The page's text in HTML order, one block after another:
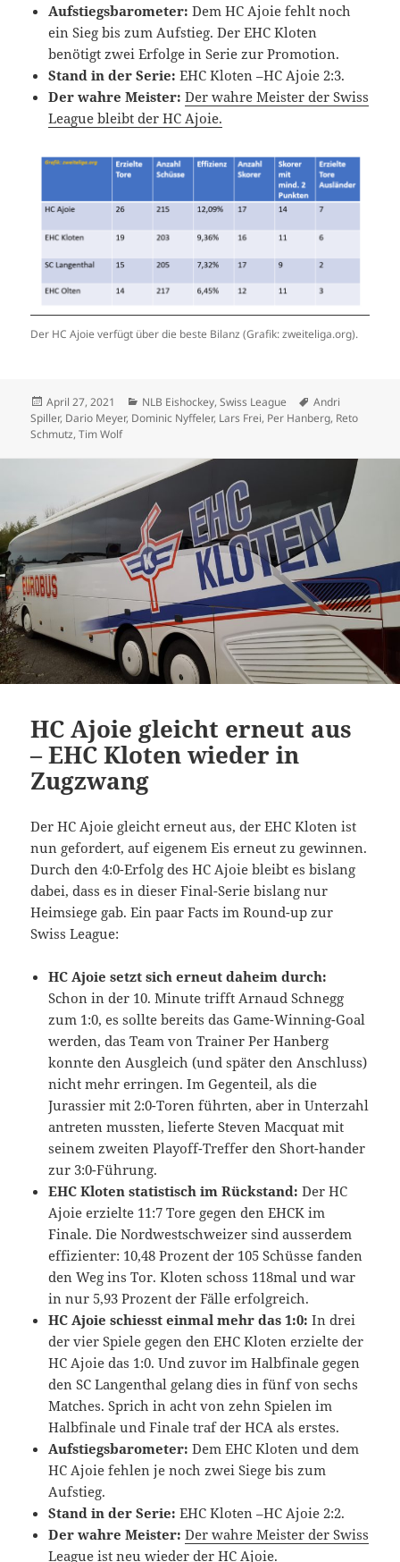
Aufstiegsbarometer: Dem HC Ajoie fehlt noch
ein Sieg bis zum Aufstieg. Der EHC Kloten
benötigt zwei Erfolge in Serie zur Promotion.
Stand in der Serie: EHC Kloten –HC Ajoie 2:3.
Der wahre Meister: Der wahre Meister der Swiss
League bleibt der HC Ajoie.
Der HC Ajoie verfügt über die beste Bilanz (Grafik: zweiteliga.org).
Veröffentlicht
am
April 27, 2021 Kategorien
NLB Eishockey,Swiss League Schlagwörter
Andri
Spiller, Dario Meyer, Dominic Nyffeler, Lars Frei, Per Hanberg, Reto
Schmutz,Tim Wolf
HC Ajoie gleicht erneut aus
– EHC Kloten wieder in
Zugzwang
Der HC Ajoie gleicht erneut aus, der EHC Kloten ist
nun gefordert, auf eigenem Eis erneut zu gewinnen.
Durch den 4:0-Erfolg des HC Ajoie bleibt es bislang
dabei, dass es in dieser Final-Serie bislang nur
Heimsiege gab. Ein paar Facts im Round-up zur
Swiss League:
HC Ajoie setzt sich erneut daheim durch:
Schon in der 10. Minute trifft Arnaud Schnegg
zum 1:0, es sollte bereits das Game-Winning-Goal
werden, das Team von Trainer Per Hanberg
konnte den Ausgleich (und später den Anschluss)
nicht mehr erringen. Im Gegenteil, als die
Jurassier mit 2:0-Toren führten, aber in Unterzahl
antreten mussten, lieferte Steven Macquat mit
seinem zweiten Playoff-Treffer den Short-hander
zur 3:0-Führung.
EHC Kloten statistisch im Rückstand: Der HC
Ajoie erzielte 11:7 Tore gegen den EHCK im
Finale. Die Nordwestschweizer sind ausserdem
effizienter: 10,48 Prozent der 105 Schüsse fanden
den Weg ins Tor. Kloten schoss 118mal und war
in nur 5,93 Prozent der Fälle erfolgreich.
HC Ajoie schiesst einmal mehr das 1:0:In drei
der vier Spiele gegen den EHC Kloten erzielte der
HC Ajoie das 1:0. Und zuvor im Halbfinale gegen
den SC Langenthal gelang dies in fünf von sechs
Matches. Sprich in acht von zehn Spielen im
Halbfinale und Finale traf der HCA als erstes.
Aufstiegsbarometer: Dem EHC Kloten und dem
HC Ajoie fehlen je noch zwei Siege bis zum
Aufstieg.
Stand in der Serie: EHC Kloten –HC Ajoie 2:2.
Der wahre Meister: Der wahre Meister der Swiss
League ist neu wieder der HC Ajoie.